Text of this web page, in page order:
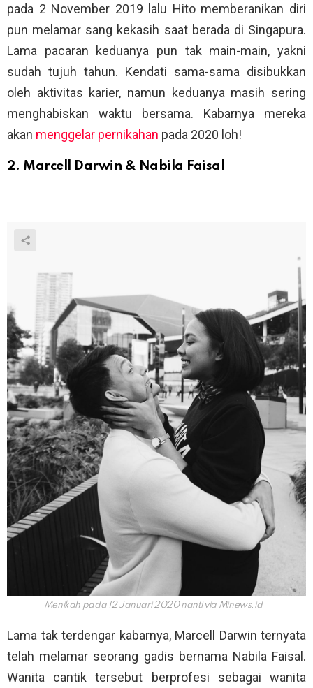
pada 2 November 2019 lalu Hito memberanikan diri
pun melamar sang kekasih saat berada di Singapura.
Lama pacaran keduanya pun tak main-main, yakni
sudah tujuh tahun. Kendati sama-sama disibukkan
oleh aktivitas karier, namun keduanya masih sering
menghabiskan waktu bersama. Kabarnya mereka
akan menggelar pernikahan pada 2020 loh!
2. Marcell Darwin & Nabila Faisal
Menikah pada 12 Januari 2020 nanti via Minews.id
Lama tak terdengar kabarnya, Marcell Darwin ternyata
telah melamar seorang gadis bernama Nabila Faisal.
Wanita cantik tersebut berprofesi sebagai wanita